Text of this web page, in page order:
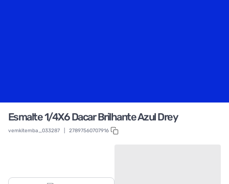
Esmalte 1/4X6 Dacar Brilhante Azul Drey
vemkitemba_033287 27897560707916